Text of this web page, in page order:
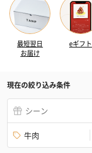
最短翌日
お届け
eギフト
現在の絞り込み条件
シーン
牛肉